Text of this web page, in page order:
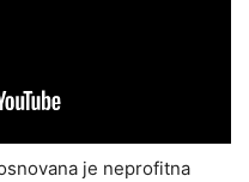
je neprofitna